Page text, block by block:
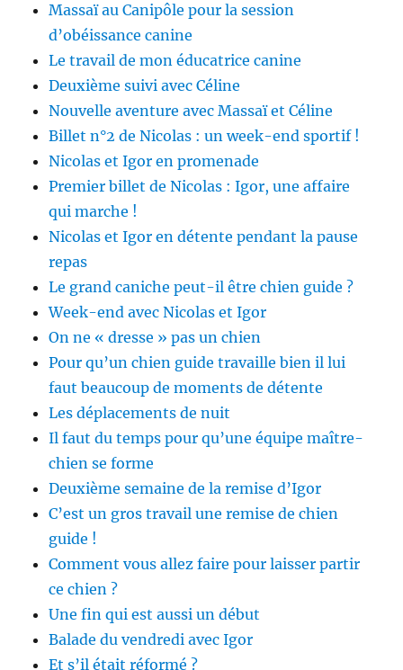
Massaï au Canipôle pour la session
d’obéissance canine
Le travail de mon éducatrice canine
Deuxième suivi avec Céline
Nouvelle aventure avec Massaï et Céline
Billet n°2 de Nicolas : un week-end sportif !
Nicolas et Igor en promenade
Premier billet de Nicolas : Igor, une affaire
qui marche !
Nicolas et Igor en détente pendant la pause
repas
Le grand caniche peut-il être chien guide ?
Week-end avec Nicolas et Igor
On ne « dresse » pas un chien
Pour qu’un chien guide travaille bien il lui
faut beaucoup de moments de détente
Les déplacements de nuit
Il faut du temps pour qu’une équipe maître-
chien se forme
Deuxième semaine de la remise d’Igor
C’est un gros travail une remise de chien
guide !
Comment vous allez faire pour laisser partir
ce chien ?
Une fin qui est aussi un début
Balade du vendredi avec Igor
Et s’il était réformé ?